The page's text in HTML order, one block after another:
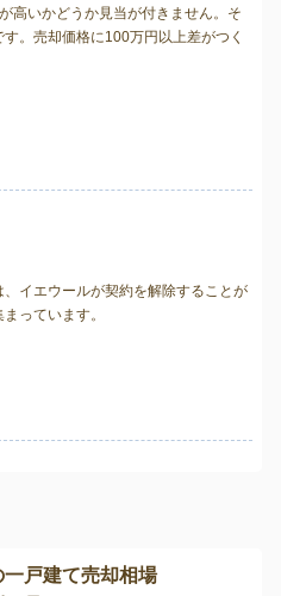
高いかどうか見当が付きません。そ
。売却価格に100万円以上差がつく
イエウールが契約を解除することが
まっています。
戸建て売却相場